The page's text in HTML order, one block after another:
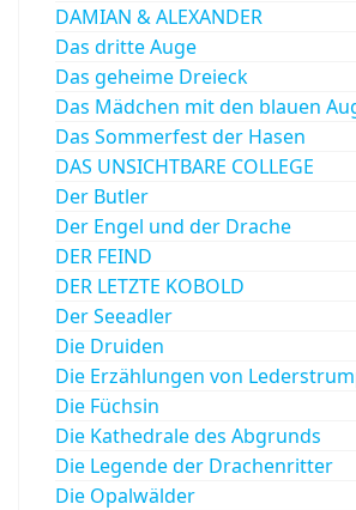
DAMIAN & ALEXANDER
Das dritte Auge
Das geheime Dreieck
Das Mädchen mit den blauen
Das Sommerfest der Hasen
DAS UNSICHTBARE COLLEGE
Der Butler
Der Engel und der Drache
DER FEIND
DER LETZTE KOBOLD
Der Seeadler
Die Druiden
Die Erzählungen von
Die Füchsin
Die Kathedrale des Abgrunds
Die Legende der Drachenritter
Die Opalwälder